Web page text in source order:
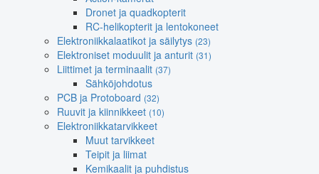
Dronet ja quadkopterit
RC-helikopterit ja lentokoneet
Elektroniikkalaatikot ja säilytys (23)
Elektroniset moduulit ja anturit (31)
Liittimet ja terminaalit (37)
Sähköjohdotus
PCB ja Protoboard (32)
Ruuvit ja kiinnikkeet (10)
Elektroniikkatarvikkeet
Muut tarvikkeet
Teipit ja liimat
Kemikaalit ja puhdistus